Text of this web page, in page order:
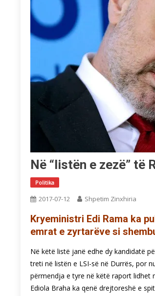
Në “listën e zezë” të
Politika
2017-07-12 Shpetim Zinxhiria
Kryeministri Edi Rama ka
emrat e zyrtarëve si
Në këtë listë janë edhe dy kandidatë
treti në listën e LSI-së në Durrës, por
përmendja e tyre në këtë raport lidhet
Ediola Braha ka qenë drejtoreshë e